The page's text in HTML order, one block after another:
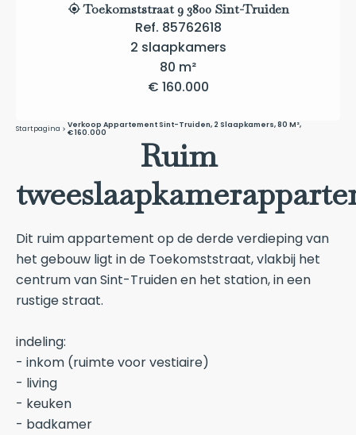
Toekomststraat 9 3800 Sint-Truiden
Ref. 85762618
2 slaapkamers
80 m²
€ 160.000
Startpagina
Verkoop Appartement Sint-Truiden, 2 Slaapkamers, 80 M²,
€ 160.000
Ruim
Dit ruim appartement op de derde verdieping van
het gebouw ligt in de Toekomststraat, vlakbij het
centrum van Sint-Truiden en het station, in een
rustige straat.
indeling:
- inkom (ruimte voor vestiaire)
- living
- keuken
- badkamer